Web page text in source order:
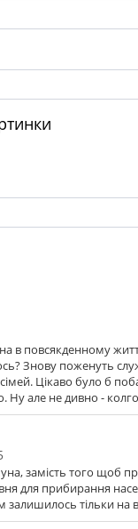
в повсякденному
Знову поженуть
сімей. Цікаво було б
Ну але не дивно -
замість того щоб
для прибирання
тільки на